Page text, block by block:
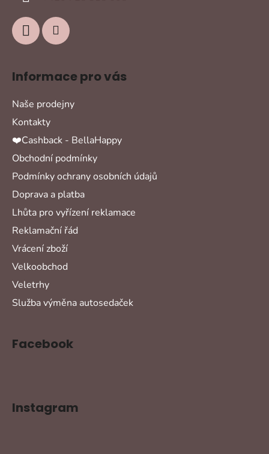
Informace pro vás
Naše prodejny
Kontakty
❤️Cashback - BellaHappy
Obchodní podmínky
Podmínky ochrany osobních údajů
Doprava a platba
Lhůta pro vyřízení reklamace
Reklamační řád
Vrácení zboží
Velkoobchod
Veletrhy
Služba výměna autosedaček
Facebook
Instagram